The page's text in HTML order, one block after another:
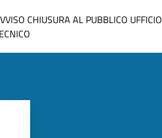
CHIUSURA AL PUBBLICO UFFICIO